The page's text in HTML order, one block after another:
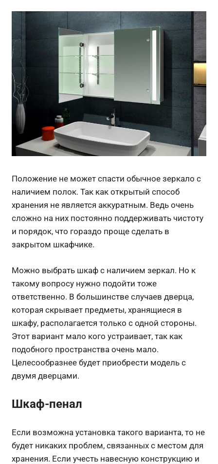
Положение не может спасти обычное зеркало с
наличием полок. Так как открытый способ
хранения не является аккуратным. Ведь очень
сложно на них постоянно поддерживать чистоту
и порядок, что гораздо проще сделать в
закрытом шкафчике.
Можно выбрать шкаф с наличием зеркал. Но к
такому вопросу нужно подойти тоже
ответственно. В большинстве случаев дверца,
которая скрывает предметы, хранящиеся в
шкафу, располагается только с одной стороны.
Этот вариант мало кого устраивает, так как
подобного пространства очень мало.
Целесообразнее будет приобрести модель с
двумя дверцами.
Шкаф-пенал
Если возможна установка такого варианта, то не
будет никаких проблем, связанных с местом для
хранения. Если учесть навесную конструкцию и